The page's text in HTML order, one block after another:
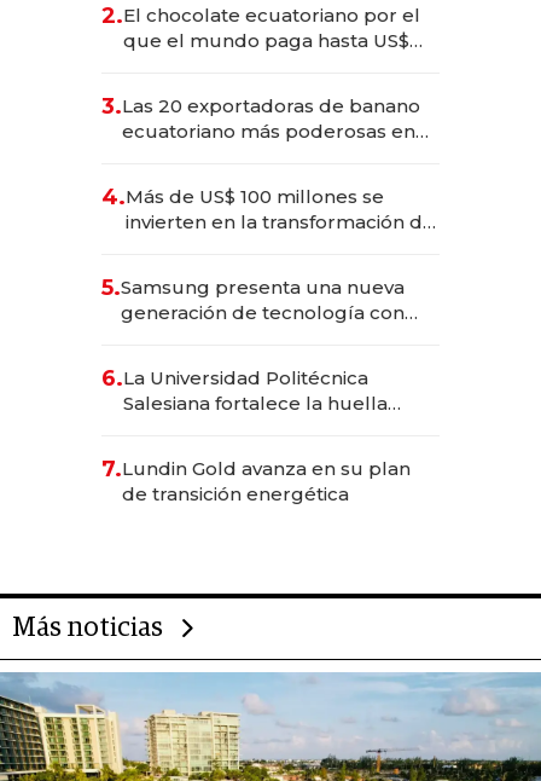
2.El chocolate ecuatoriano por el
que el mundo paga hasta US$
3.Las 20 exportadoras de banano
ecuatoriano más poderosas en
4.Más de US$ 100 millones se
invierten en la transformación de
5.Samsung presenta una nueva
generación de tecnología con
6.La Universidad Politécnica
Salesiana fortalece la huella
7.Lundin Gold avanza en su plan
de transición energética
Más noticias